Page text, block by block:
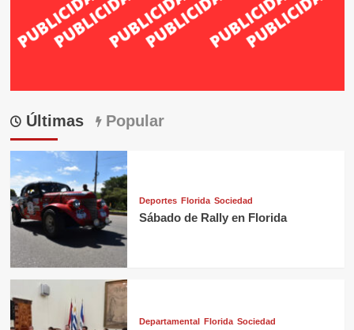
Últimas Popular
Deportes Florida Sociedad
Sábado de Rally en Florida
Departamental Florida Sociedad